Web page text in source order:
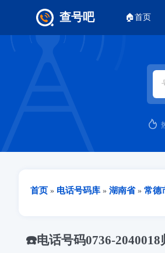
跳转到主要内容
查号吧 🏠首页
当前位置
首页 » 电话号码库 » 湖南省 » 常德
☎️电话号码0736-2040018